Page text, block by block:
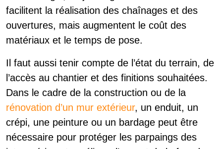
facilitent la réalisation des chaînages et des
ouvertures, mais augmentent le coût des
matériaux et le temps de pose.
Il faut aussi tenir compte de l’état du terrain, de
l’accès au chantier et des finitions souhaitées.
Dans le cadre de la construction ou de la
rénovation d’un mur extérieur, un enduit, un
crépi, une peinture ou un bardage peut être
nécessaire pour protéger les parpaings des